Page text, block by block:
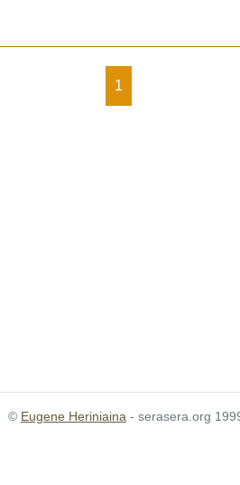
1
© Eugene Heriniaina - serasera.org